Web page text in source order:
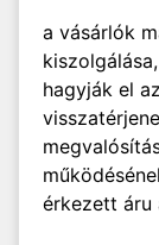
a vásárlók
hagyják el
érkezett áru